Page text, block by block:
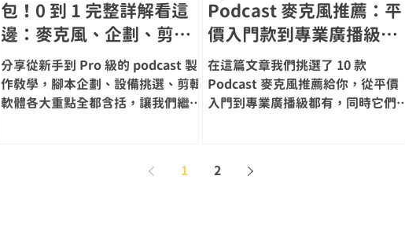
包！0 到 1 完整詳解看這
邊：麥克風、企劃、剪
輯、音樂、上傳
分享從新手到 Pro 級的 podcast 製
作教學，腳本企劃、設備挑選、剪輯
軟體各大重點全都含括，讓我們繼續
Podcast 麥克風推薦：平
價入門款到專業廣播級都
有！(附音質實測)
在這篇文章我們挑選了 10 款
Podcast 麥克風推薦給你，從平價
入門到專業廣播級都有，同時它們也
克風都有附上音質評測唷！
1 2